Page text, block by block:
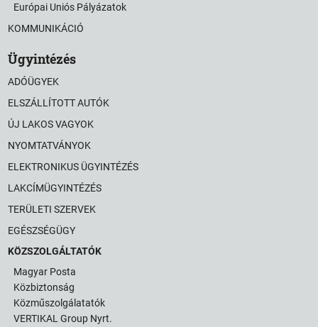
Európai Uniós Pályázatok
KOMMUNIKÁCIÓ
Ügyintézés
ADÓÜGYEK
ELSZÁLLÍTOTT AUTÓK
ÚJ LAKOS VAGYOK
NYOMTATVÁNYOK
ELEKTRONIKUS ÜGYINTÉZÉS
LAKCÍMÜGYINTÉZÉS
TERÜLETI SZERVEK
EGÉSZSÉGÜGY
KÖZSZOLGÁLTATÓK
Magyar Posta
Közbiztonság
Közműszolgálatatók
VERTIKAL Group Nyrt.